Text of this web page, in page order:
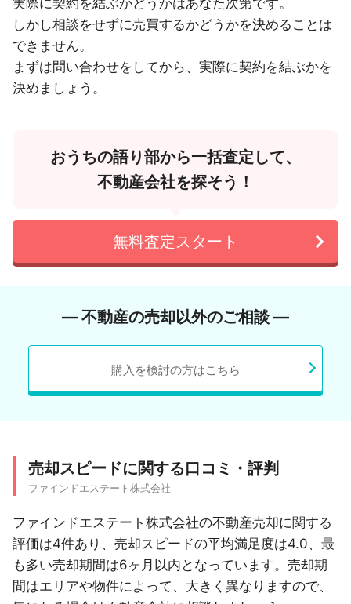
実際に契約を結ぶかどうかはあなた次第です。
しかし相談をせずに売買するかどうかを決めることは
できません。
まずは問い合わせをしてから、実際に契約を結ぶかを
決めましょう。
おうちの語り部から一括査定して、
不動産会社を探そう！
無料査定スタート
― 不動産の売却以外のご相談 ―
購入を検討の方はこちら
売却スピードに関する口コミ・評判
ファインドエステート株式会社
ファインドエステート株式会社の不動産売却に関する
評価は4件あり、売却スピードの平均満足度は4.0、最
も多い売却期間は6ヶ月以内となっています。売却期
間はエリアや物件によって、大きく異なりますので、